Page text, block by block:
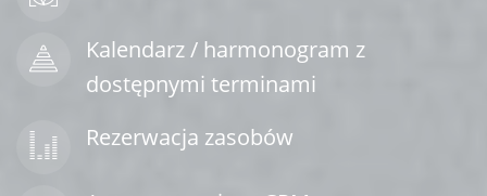
Kalendarz / harmonogram z
dostępnymi terminami
Rezerwacja zasobów